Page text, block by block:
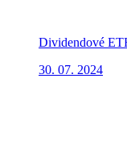
Dividendové
30. 07. 2024